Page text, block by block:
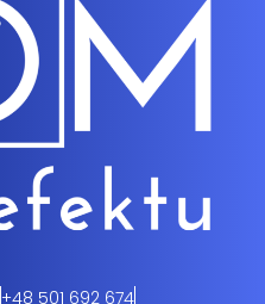
+48 501 692 674